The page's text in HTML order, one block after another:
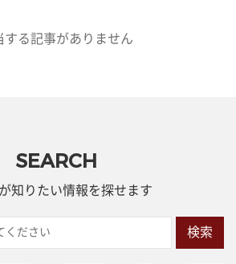
する記事がありません
SEARCH
知りたい情報を探せます
検索